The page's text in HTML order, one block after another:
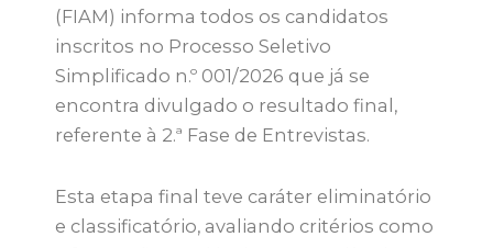
(FIAM) informa todos os candidatos
inscritos no Processo Seletivo
Simplificado n.º 001/2026 que já se
encontra divulgado o resultado final,
referente à 2.ª Fase de Entrevistas.
Esta etapa final teve caráter eliminatório
e classificatório, avaliando critérios como